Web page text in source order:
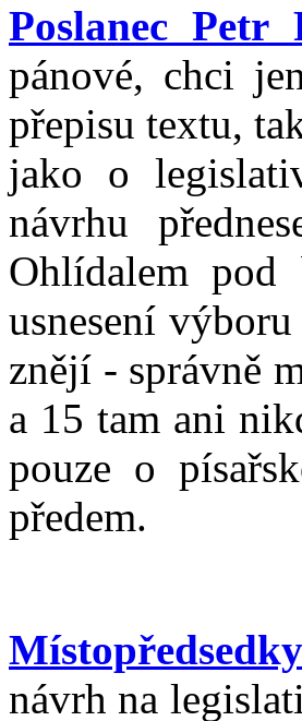
Poslanec Petr
pánové, chci
přepisu textu,
jako o
návrhu
Ohlídalem
usnesení
znějí - správně
a 15 tam ani
pouze o
předem.
návrh na